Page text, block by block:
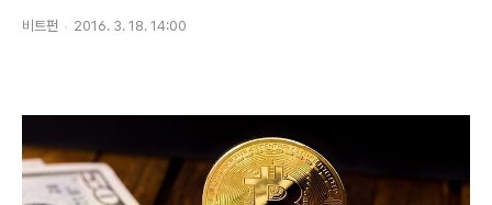
비트펀 2016. 3. 18. 14:00